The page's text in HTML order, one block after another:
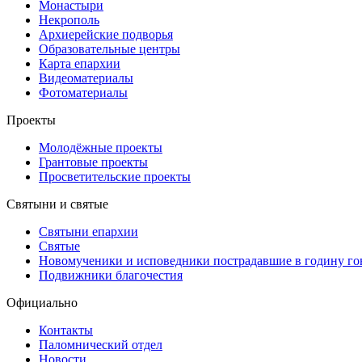
Монастыри
Некрополь
Архиерейские подворья
Образовательные центры
Карта епархии
Видеоматериалы
Фотоматериалы
Проекты
Молодёжные проекты
Грантовые проекты
Просветительские проекты
Святыни и святые
Святыни епархии
Святые
Новомученики и исповедники пострадавшие в годину
Подвижники благочестия
Официально
Контакты
Паломнический отдел
Новости